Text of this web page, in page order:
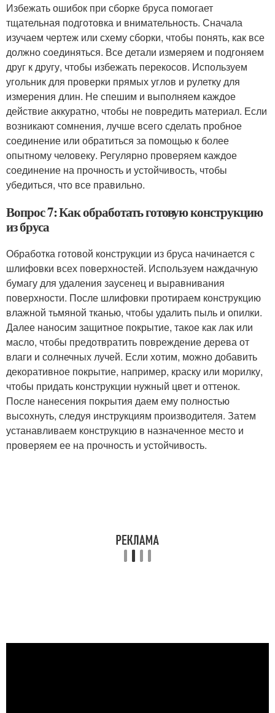
Избежать ошибок при сборке бруса помогает
тщательная подготовка и внимательность. Сначала
изучаем чертеж или схему сборки, чтобы понять, как все
должно соединяться. Все детали измеряем и подгоняем
друг к другу, чтобы избежать перекосов. Используем
угольник для проверки прямых углов и рулетку для
измерения длин. Не спешим и выполняем каждое
действие аккуратно, чтобы не повредить материал. Если
возникают сомнения, лучше всего сделать пробное
соединение или обратиться за помощью к более
опытному человеку. Регулярно проверяем каждое
соединение на прочность и устойчивость, чтобы
убедиться, что все правильно.
Вопрос 7: Как обработать готовую конструкцию
из бруса
Обработка готовой конструкции из бруса начинается с
шлифовки всех поверхностей. Используем наждачную
бумагу для удаления заусенец и выравнивания
поверхности. После шлифовки протираем конструкцию
влажной тьмяной тканью, чтобы удалить пыль и опилки.
Далее наносим защитное покрытие, такое как лак или
масло, чтобы предотвратить повреждение дерева от
влаги и солнечных лучей. Если хотим, можно добавить
декоративное покрытие, например, краску или морилку,
чтобы придать конструкции нужный цвет и оттенок.
После нанесения покрытия даем ему полностью
высохнуть, следуя инструкциям производителя. Затем
устанавливаем конструкцию в назначенное место и
проверяем ее на прочность и устойчивость.